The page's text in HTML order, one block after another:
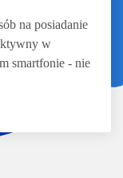
na posiadanie
w
smartfonie - nie